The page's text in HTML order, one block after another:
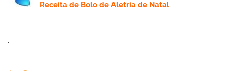
Receita de Bolo deAletria de Natal
.
.